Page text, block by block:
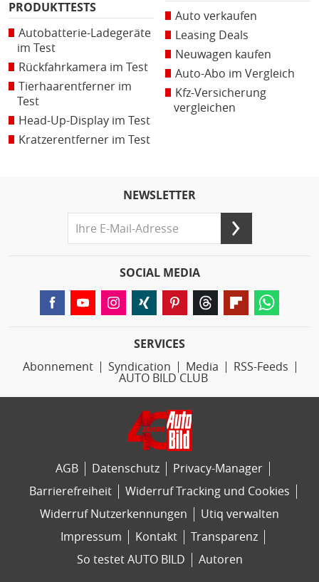
PRODUKTTESTS
Autobatterie-Ladegeräte
im Test
Rückfahrkamera im Test
Tierhaarentferner im
Test
Head-Up-Display im Test
Kratzerentferner im Test
Auto verkaufen
Leasing Deals
Neuwagen kaufen
Auto-Abo im Vergleich
Kfz-Versicherung
vergleichen
NEWSLETTER
SOCIAL MEDIA
SERVICES
Abonnement
Syndication Media
RSS-Feeds
AUTO BILD CLUB
AGB Datenschutz
Privacy-Manager
Barrierefreiheit
Widerruf Tracking und Cookies
Widerruf Nutzerkennungen
Utiq verwalten
Impressum
Kontakt
Transparenz
So testet AUTO BILD
Autoren